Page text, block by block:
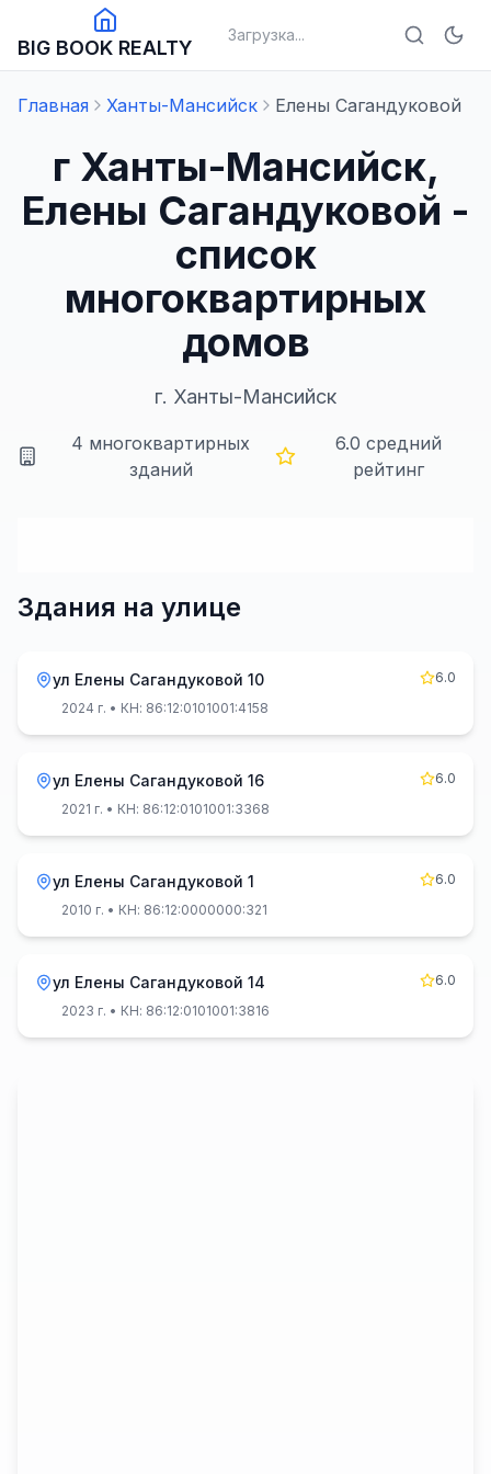
BIG BOOK REALTY
Загрузка...
Главная Ханты-Мансийск Елены Сагандуковой
г Ханты-Мансийск,
Елены Сагандуковой -
список
многоквартирных
домов
г. Ханты-Мансийск
4 многоквартирных
зданий
6.0 средний
рейтинг
Здания на улице
ул Елены Сагандуковой 10
6.0
2024 г. • КН: 86:12:0101001:4158
ул Елены Сагандуковой 16
6.0
2021 г. • КН: 86:12:0101001:3368
ул Елены Сагандуковой 1
6.0
2010 г. • КН: 86:12:0000000:321
ул Елены Сагандуковой 14
6.0
2023 г. • КН: 86:12:0101001:3816